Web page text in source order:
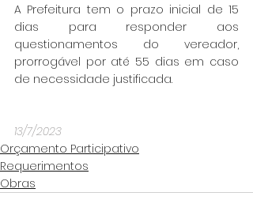
A Prefeitura tem o prazo inicial de 15
dias para responder aos
questionamentos do vereador,
prorrogável por até 55 dias em caso
de necessidade justificada.
13/7/2023
Orçamento Participativo
Requerimentos
Obras